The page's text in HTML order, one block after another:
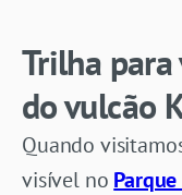
Trilha para
do vulcão
Quando
visível no